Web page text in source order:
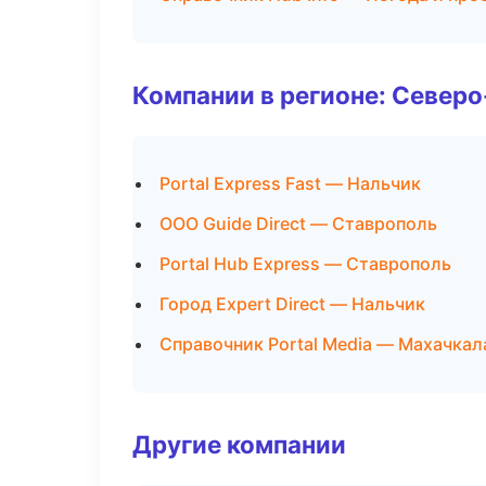
Компании в регионе:
Portal Express Fast — Нальчик
ООО Guide Direct — Ставрополь
Portal Hub Express — Ставрополь
Город Expert Direct — Нальчик
Справочник Portal Media —
Другие компании